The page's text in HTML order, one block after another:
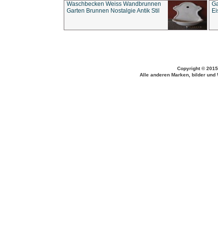
Waschbecken Weiss Wandbrunnen
Garten Brunnen Nostalgie Antik Stil
Copyright ©
Alle anderen Marken, bilder und